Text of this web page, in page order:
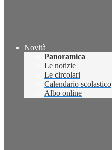
Novità
Panoramica
Le notizie
Le circolari
Calendario scolastico
Albo online